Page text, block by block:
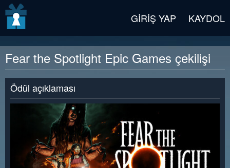
GIRIŞ YAP KAYDOL
Fear the Spotlight Epic Games çekilişi
Ödül açıklaması